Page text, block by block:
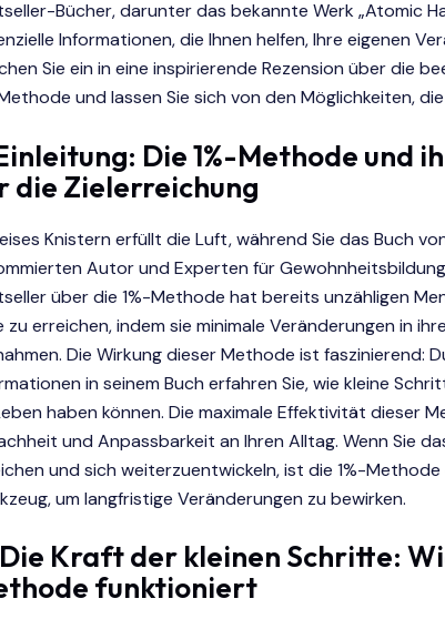
Bücher, darunter das bekannte Werk „Atomic
Informationen, die Ihnen helfen, Ihre eigenen
Sie ein in eine inspirierende Rezension über die
und lassen Sie sich von den Möglichkeiten,
Die 1%-Methode und
die Zielerreichung
Knistern erfüllt die Luft, während Sie das Buch
Autor und Experten für
über die 1%-Methode hat bereits unzähligen
zu erreichen, indem sie minimale Veränderungen in
Die Wirkung dieser Methode ist faszinierend:
in seinem Buch erfahren Sie, wie kleine
haben können. Die maximale Effektivität dieser
und Anpassbarkeit an Ihren Alltag. Wenn Sie
und sich weiterzuentwickeln, ist die 1%-
um langfristige Veränderungen zu bewirken.
Kraft der kleinen Schritte:
funktioniert